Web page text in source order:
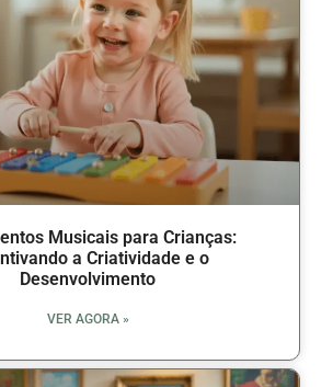
Musicais para Crianças:
a Criatividade e o
Desenvolvimento
VER AGORA »